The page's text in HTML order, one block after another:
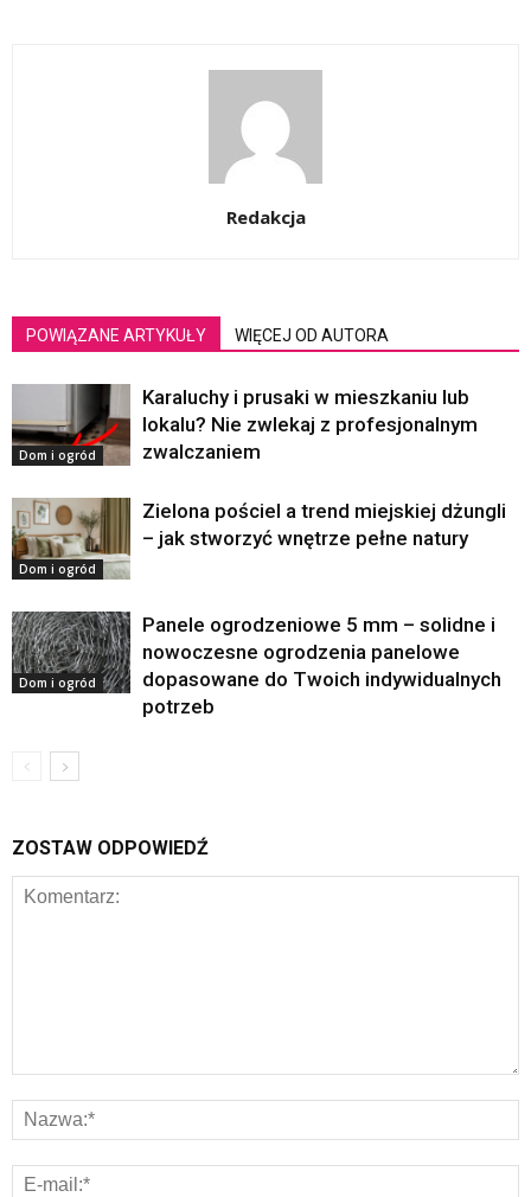
Redakcja
POWIĄZANE ARTYKUŁY WIĘCEJ OD AUTORA
Dom i ogród
Karaluchy i prusaki w mieszkaniu lub
lokalu? Nie zwlekaj z profesjonalnym
zwalczaniem
Dom i ogród
Zielona pościel a trend miejskiej dżungli
– jak stworzyć wnętrze pełne natury
Dom i ogród
Panele ogrodzeniowe 5 mm – solidne i
nowoczesne ogrodzenia panelowe
dopasowane do Twoich indywidualnych
potrzeb
ZOSTAW ODPOWIEDŹ